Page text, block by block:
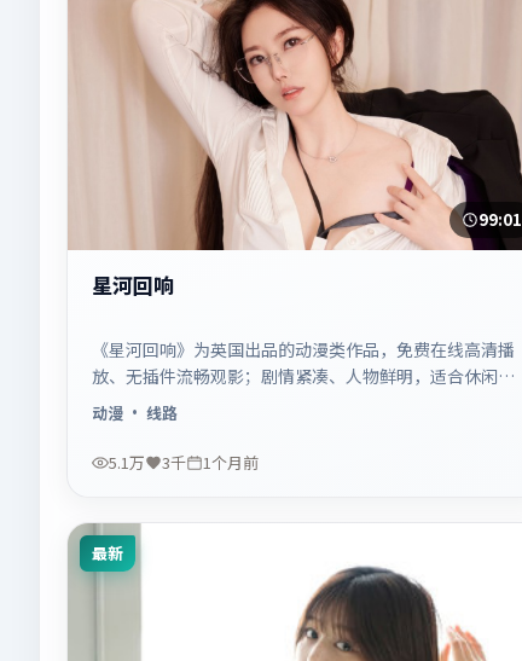
99:01
星河回响
《星河回响》为英国出品的动漫类作品，免费在线高清播
放、无插件流畅观影；剧情紧凑、人物鲜明，适合休闲一
口气追看。
动漫· 线路
5.1万 3千 1个月前
最新